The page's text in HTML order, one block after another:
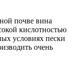
почве вина
кислотностью
условиях пески
очень